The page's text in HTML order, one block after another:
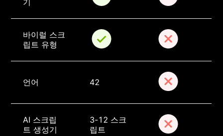
기
바이럴 스크
립트 유형
언어 42
AI 스크립
트 생성기
3-12 스크
립트